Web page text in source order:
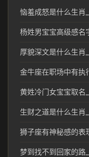
恼羞成怒是什么生肖
杨姓男宝宝高级感名
金牛座在职场中有执
黄姓冷门女宝宝取名
生财之道是什么生肖
狮子座有神秘感的表
梦到找不到回家的路